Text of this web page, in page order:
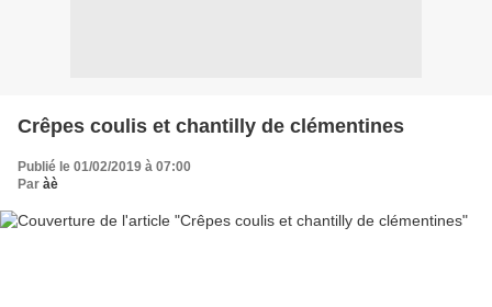
Crêpes coulis et chantilly de clémentines
Publié le 01/02/2019 à 07:00
Par àè